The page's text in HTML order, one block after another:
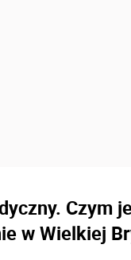
Czym
w Wielkiej